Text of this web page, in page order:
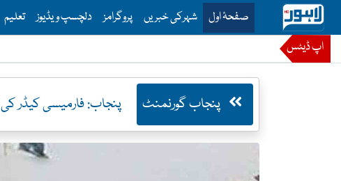
صفحۂ اولThis is the main menu for Lahore News
شہرکی خبریں پروگرامز دلچسپ ویڈیوز تعلیم
اپ ڈیٹس
پنجاب گورنمنٹ پنجاب: فارمیسی کیڈر کی 1518 اسامیوں، تنظیم نو اور 959 نئی اسامیوں کی منظوری